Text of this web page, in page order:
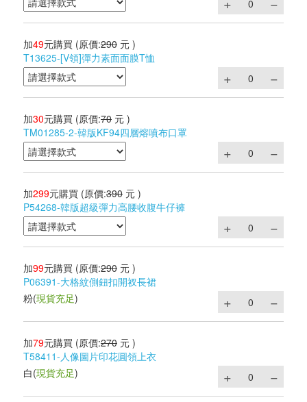
加49元購買 (原價:290 元 )
T13625-[V領]彈力素面面膜T恤
加30元購買 (原價:70 元 )
TM01285-2-韓版KF94四層熔噴布口罩
加299元購買 (原價:390 元 )
P54268-韓版超級彈力高腰收腹牛仔褲
加99元購買 (原價:290 元 )
P06391-大格紋側鈕扣開衩長裙
粉(現貨充足)
加79元購買 (原價:270 元 )
T58411-人像圖片印花圓領上衣
白(現貨充足)